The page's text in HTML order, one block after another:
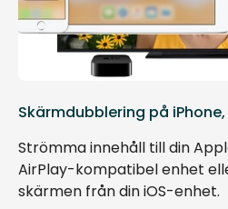
Skärmdubblering på
Strömma innehåll till din
AirPlay-kompatibel enhet
skärmen från din iOS-enhet.